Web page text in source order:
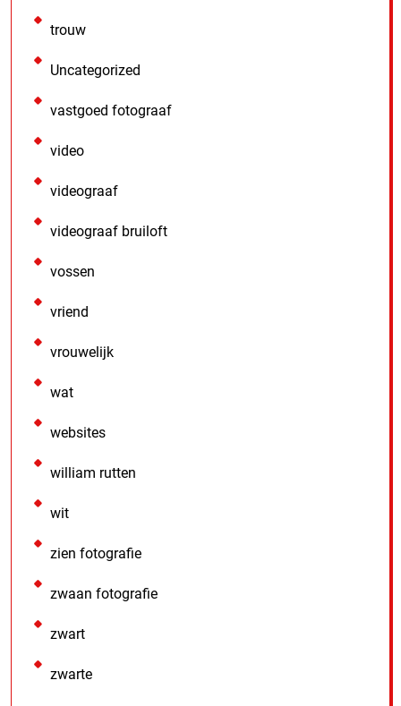
trouw
Uncategorized
vastgoed fotograaf
video
videograaf
videograaf bruiloft
vossen
vriend
vrouwelijk
wat
websites
william rutten
wit
zien fotografie
zwaan fotografie
zwart
zwarte